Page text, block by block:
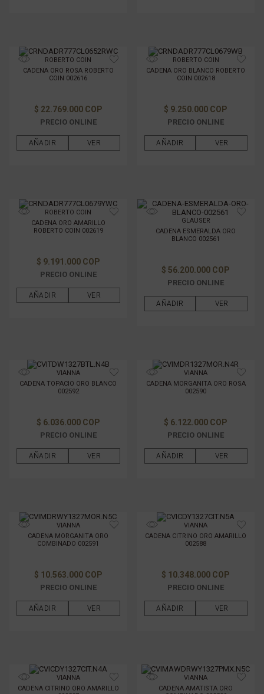
ROBERTO COIN
CADENA ORO ROSA ROBERTO
COIN 002616
$ 22.769.000 COP
PRECIO ONLINE
AÑADIR VER
ROBERTO COIN
CADENA ORO BLANCO ROBERTO
COIN 002618
$ 9.250.000 COP
PRECIO ONLINE
AÑADIR VER
ROBERTO COIN
CADENA ORO AMARILLO
ROBERTO COIN 002619
$ 9.191.000 COP
PRECIO ONLINE
AÑADIR VER
GLAUSER
CADENA ESMERALDA ORO
BLANCO 002561
$ 56.200.000 COP
PRECIO ONLINE
AÑADIR VER
VIANNA
CADENA TOPACIO ORO BLANCO
002592
$ 6.036.000 COP
PRECIO ONLINE
AÑADIR VER
VIANNA
CADENA MORGANITA ORO ROSA
002590
$ 6.122.000 COP
PRECIO ONLINE
AÑADIR VER
VIANNA
CADENA MORGANITA ORO
COMBINADO 002591
$ 10.563.000 COP
PRECIO ONLINE
AÑADIR VER
VIANNA
CADENA CITRINO ORO AMARILLO
002588
$ 10.348.000 COP
PRECIO ONLINE
AÑADIR VER
VIANNA
CADENA CITRINO ORO AMARILLO
VIANNA
CADENA AMATISTA ORO